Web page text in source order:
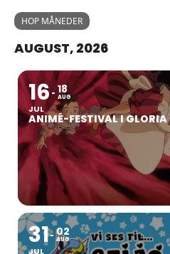
HOP MÅNEDER
AUGUST, 2026
16
JUL
18
AUG
ANIMÉ-FESTIVAL I GLORIA
31
JUL
02
AUG